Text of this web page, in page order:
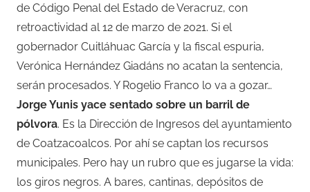
de Código Penal del Estado de Veracruz, con
retroactividad al 12 de marzo de 2021. Si el
gobernador Cuitláhuac García y la fiscal espuria,
Verónica Hernández Giadáns no acatan la sentencia,
serán procesados. Y Rogelio Franco lo va a gozar…
Jorge Yunis yace sentado sobre un barril de
pólvora. Es la Dirección de Ingresos del ayuntamiento
de Coatzacoalcos. Por ahí se captan los recursos
municipales. Pero hay un rubro que es jugarse la vida:
los giros negros. A bares, cantinas, depósitos de